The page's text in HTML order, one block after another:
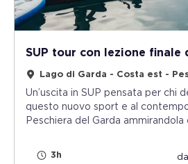
SUP tour con lezione finale
Lago di Garda - Costa est -
Un’uscita in SUP pensata per chi
questo nuovo sport e al
Peschiera del Garda
3h
da